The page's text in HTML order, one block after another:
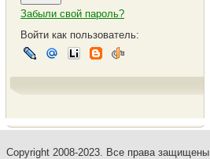
Забыли свой пароль?
Войти как пользователь:
Copyright 2008-2023. Все права защищены.